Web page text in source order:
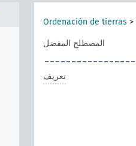
Ordenación de tierras >
المصطلح المفضل
تعريف